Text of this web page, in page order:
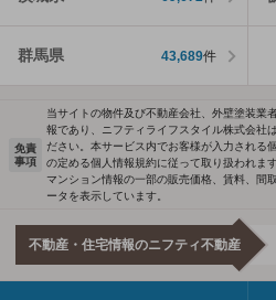
群馬県 43,689件
免責
事項
当サイトの物件及び不動産会社、外壁塗装業
報であり、ニフティライフスタイル株式会社
ださい。本サービス内でお客様が入力される
の定める個人情報規約に従って取り扱われます
マンション情報の一部の販売価格、賃料、間
ータを表示しています。
不動産・住宅情報のニフティ不動産